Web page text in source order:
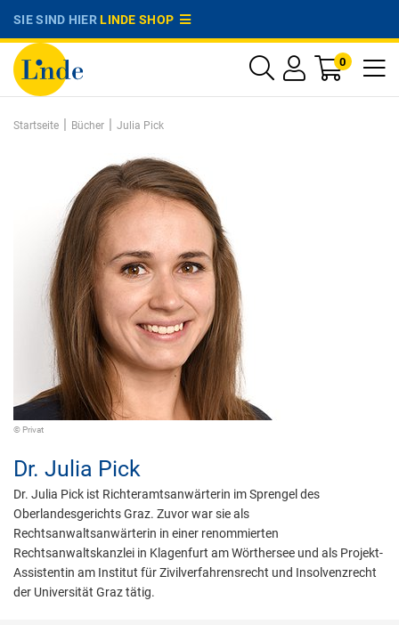
SIE SIND HIERLINDE SHOP
0
Startseite | Bücher | Julia Pick
© Privat
Dr. Julia Pick
Dr. Julia Pick ist Richteramtsanwärterin im Sprengel des
Oberlandesgerichts Graz. Zuvor war sie als
Rechtsanwaltsanwärterin in einer renommierten
Rechtsanwaltskanzlei in Klagenfurt am Wörthersee und als Projekt-
Assistentin am Institut für Zivilverfahrensrecht und Insolvenzrecht
der Universität Graz tätig.